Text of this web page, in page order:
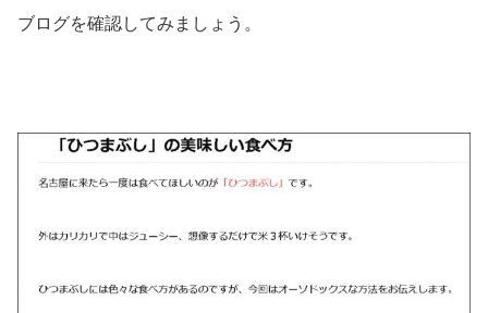
ブログを確認してみましょう。